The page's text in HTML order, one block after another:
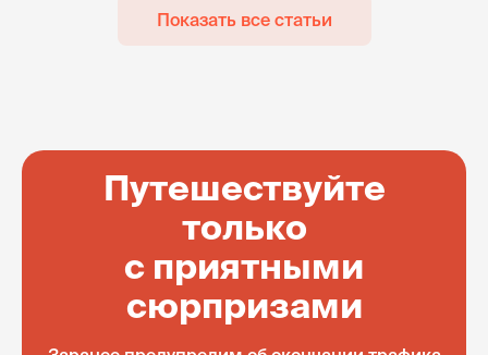
Показать все статьи
Путешествуйте
только
с приятными
сюрпризами